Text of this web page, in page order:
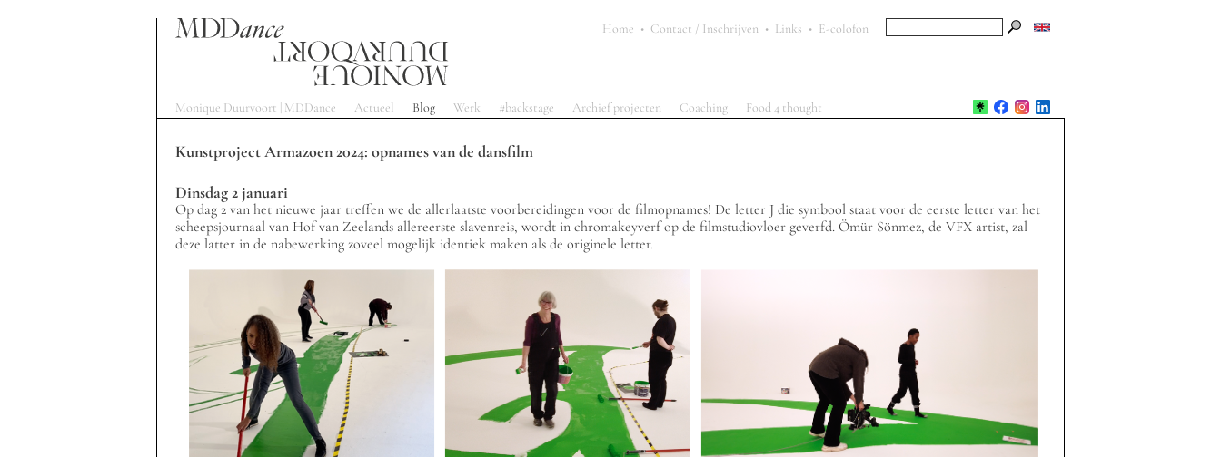
Home • Contact / Inschrijven • Links • E-colofon
Monique Duurvoort | MDDance Actueel Blog Werk #backstage Archief projecten Coaching Food 4 thought
Kunstproject Armazoen 2024: opnames van de dansfilm
Dinsdag 2 januari
Op dag 2 van het nieuwe jaar treffen we de allerlaatste voorbereidingen voor de filmopnames! De letter J die symbool staat voor de eerste letter van het
scheepsjournaal van Hof van Zeelands allereerste slavenreis, wordt in chromakeyverf op de filmstudiovloer geverfd. Ömür Sönmez, de VFX artist, zal
deze latter in de nabewerking zoveel mogelijk identiek maken als de originele letter.